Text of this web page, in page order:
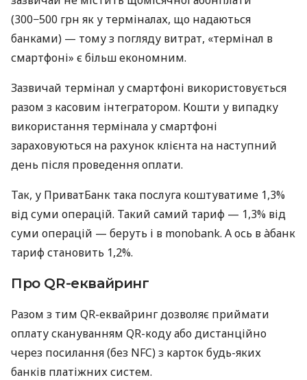
(300−500 грн як у терміналах, що надаються
банками) — тому з погляду витрат, «термінал в
смартфоні» є більш економним.
Зазвичай термінал у смартфоні використовується
разом з касовим інтегратором. Кошти у випадку
використання термінала у смартфоні
зараховуються на рахунок клієнта на наступний
день після проведення оплати.
Так, у ПриватБанк така послуга коштуватиме 1,3%
від суми операцій. Такий самий тариф — 1,3% від
суми операцій — беруть і в monobank. А ось в àбанк
тариф становить 1,2%.
Про QR-еквайринг
Разом з тим QR-еквайринг дозволяє приймати
оплату скануванням QR-коду або дистанційно
через посилання (без NFC) з карток будь-яких
банків платіжних систем.